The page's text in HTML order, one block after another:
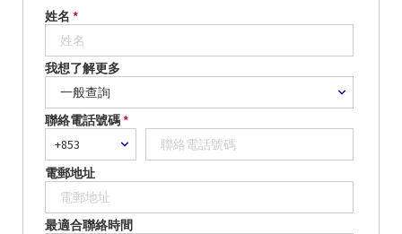
姓名 *
我想了解更多
聯絡電話號碼*
電郵地址
最適合聯絡時間